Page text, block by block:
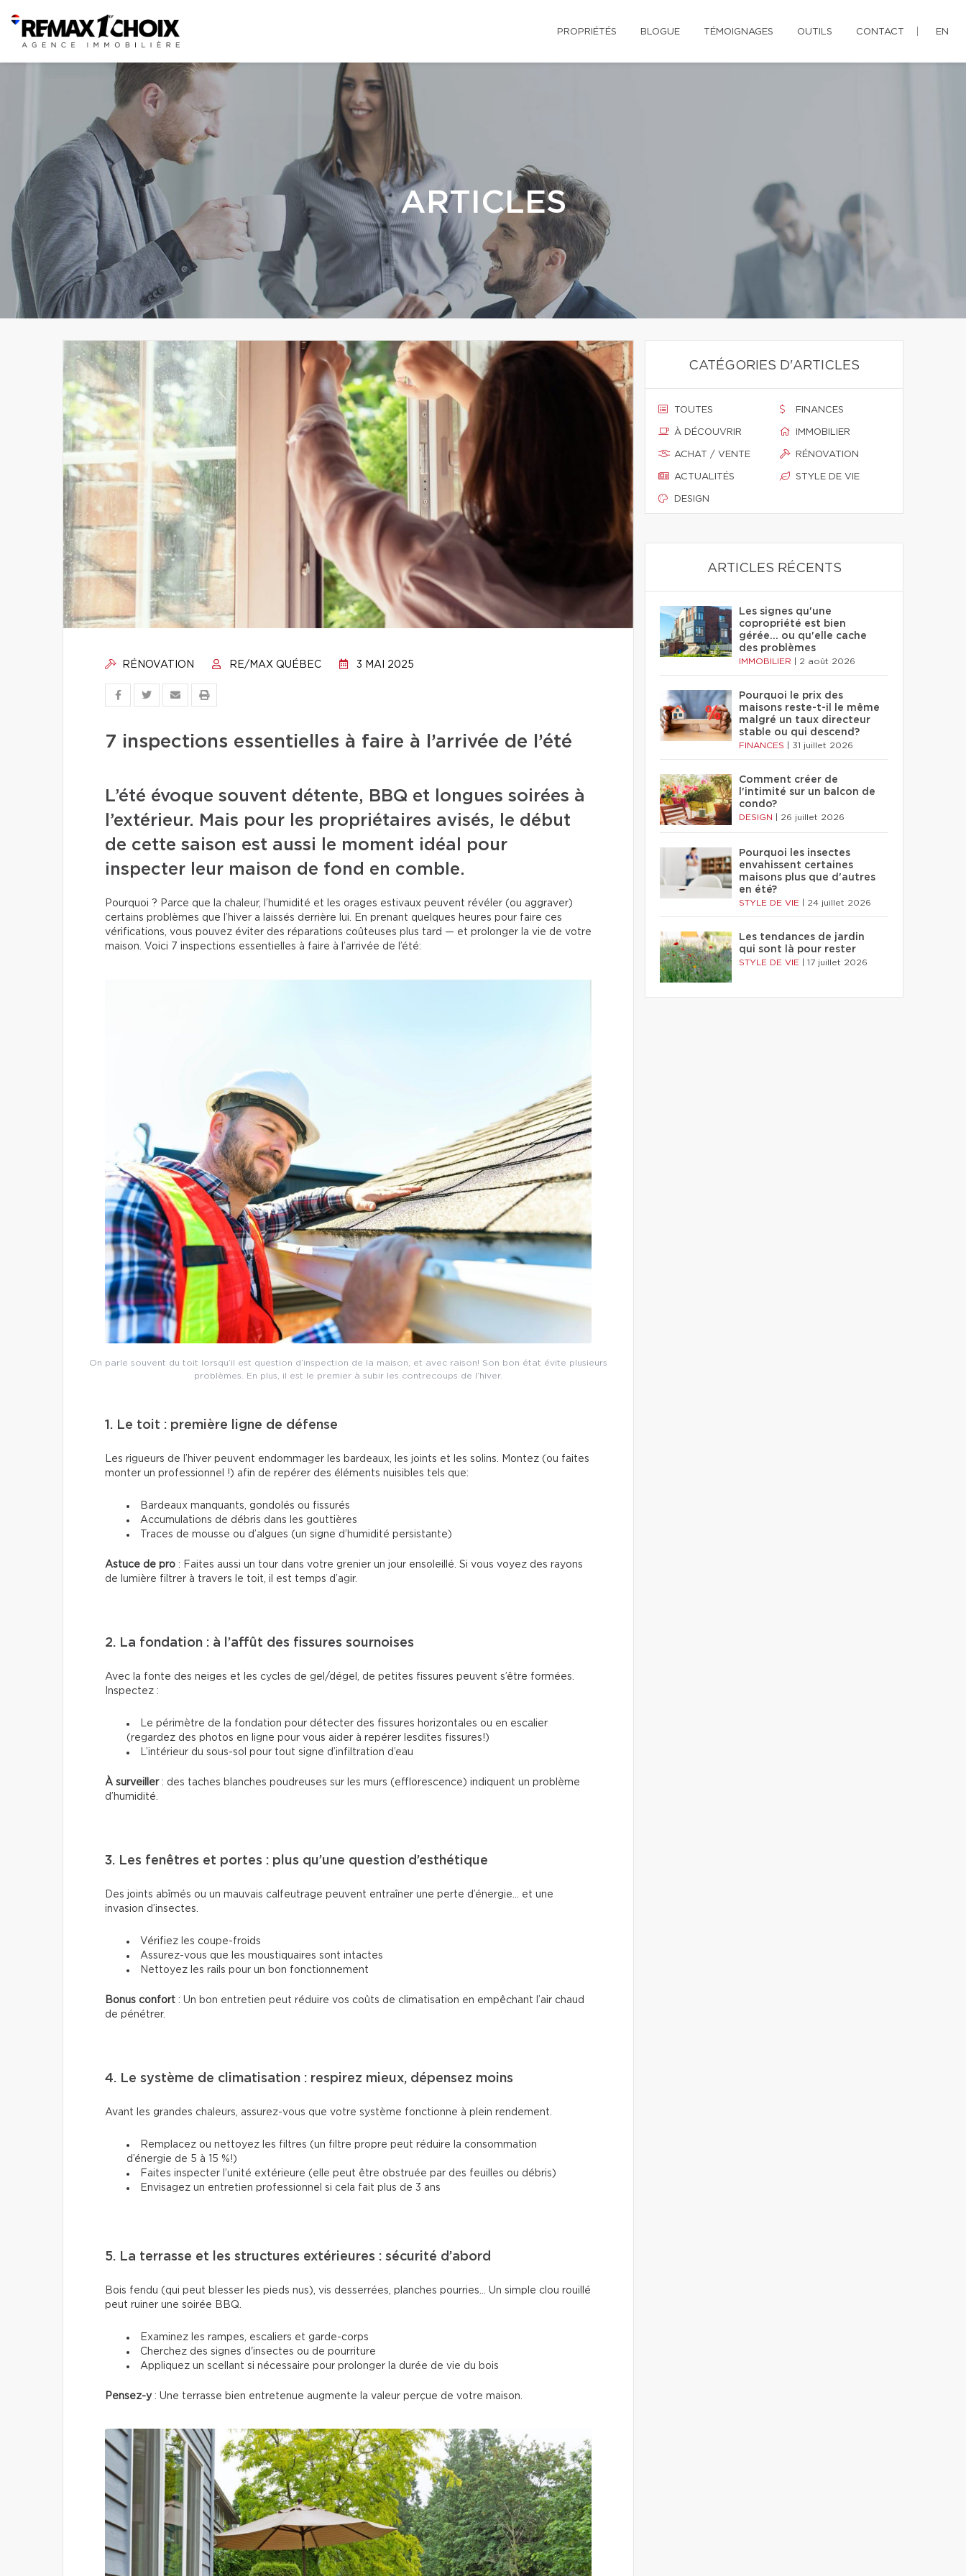
PROPRIÉTÉS BLOGUE TÉMOIGNAGES OUTILS CONTACT EN
ARTICLES
RÉNOVATION RE/MAX QUÉBEC 3 MAI 2025
7 inspections essentielles à faire à l’arrivée de l’été
L’été évoque souvent détente, BBQ et longues soirées à
l’extérieur. Mais pour les propriétaires avisés, le début
de cette saison est aussi le moment idéal pour
inspecter leur maison de fond en comble.
Pourquoi ? Parce que la chaleur, l’humidité et les orages estivaux peuvent révéler (ou aggraver)
certains problèmes que l’hiver a laissés derrière lui. En prenant quelques heures pour faire ces
vérifications, vous pouvez éviter des réparations coûteuses plus tard — et prolonger la vie de votre
maison. Voici 7 inspections essentielles à faire à l’arrivée de l’été:
On parle souvent du toit lorsqu’il est question d’inspection de la maison, et avec raison! Son bon état évite plusieurs
problèmes. En plus, il est le premier à subir les contrecoups de l’hiver.
1. Le toit : première ligne de défense
Les rigueurs de l’hiver peuvent endommager les bardeaux, les joints et les solins. Montez (ou faites
monter un professionnel !) afin de repérer des éléments nuisibles tels que:
Bardeaux manquants, gondolés ou fissurés
Accumulations de débris dans les gouttières
Traces de mousse ou d’algues (un signe d’humidité persistante)
Astuce de pro : Faites aussi un tour dans votre grenier un jour ensoleillé. Si vous voyez des rayons
de lumière filtrer à travers le toit, il est temps d’agir.
2. La fondation : à l’affût des fissures sournoises
Avec la fonte des neiges et les cycles de gel/dégel, de petites fissures peuvent s’être formées.
Inspectez :
Le périmètre de la fondation pour détecter des fissures horizontales ou en escalier
(regardez des photos en ligne pour vous aider à repérer lesdites fissures!)
L’intérieur du sous-sol pour tout signe d’infiltration d’eau
À surveiller: des taches blanches poudreuses sur les murs (efflorescence) indiquent un problème
d’humidité.
3. Les fenêtres et portes : plus qu’une question d’esthétique
Des joints abîmés ou un mauvais calfeutrage peuvent entraîner une perte d’énergie... et une
invasion d’insectes.
Vérifiez les coupe-froids
Assurez-vous que les moustiquaires sont intactes
Nettoyez les rails pour un bon fonctionnement
Bonus confort : Un bon entretien peut réduire vos coûts de climatisation en empêchant l’air chaud
de pénétrer.
4. Le système de climatisation : respirez mieux, dépensez moins
Avant les grandes chaleurs, assurez-vous que votre système fonctionne à plein rendement.
Remplacez ou nettoyez les filtres (un filtre propre peut réduire la consommation
d’énergie de 5 à 15 %!)
Faites inspecter l’unité extérieure (elle peut être obstruée par des feuilles ou débris)
Envisagez un entretien professionnel si cela fait plus de 3 ans
5. La terrasse et les structures extérieures : sécurité d’abord
Bois fendu (qui peut blesser les pieds nus), vis desserrées, planches pourries... Un simple clou rouillé
peut ruiner une soirée BBQ.
Examinez les rampes, escaliers et garde-corps
Cherchez des signes d'insectes ou de pourriture
Appliquez un scellant si nécessaire pour prolonger la durée de vie du bois
Pensez-y: Une terrasse bien entretenue augmente la valeur perçue de votre maison.
CATÉGORIES D'ARTICLES
TOUTES
À DÉCOUVRIR
ACHAT / VENTE
ACTUALITÉS
DESIGN
FINANCES
IMMOBILIER
RÉNOVATION
STYLE DE VIE
ARTICLES RÉCENTS
Les signes qu'une
copropriété est bien
gérée… ou qu'elle cache
des problèmes
IMMOBILIER 2 août 2026
Pourquoi le prix des
maisons reste-t-il le même
malgré un taux directeur
stable ou qui descend?
FINANCES 31 juillet 2026
Comment créer de
l'intimité sur un balcon de
condo?
DESIGN 26 juillet 2026
Pourquoi les insectes
envahissent certaines
maisons plus que d'autres
en été?
STYLE DE VIE 24 juillet 2026
Les tendances de jardin
qui sont là pour rester
STYLE DE VIE 17 juillet 2026